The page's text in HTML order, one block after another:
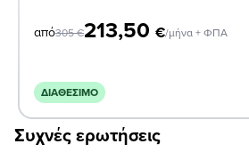
από305€213,50 €/μήνα + ΦΠΑ
ΔΙΑΘΈΣΙΜΟ
Συχνές ερωτήσεις